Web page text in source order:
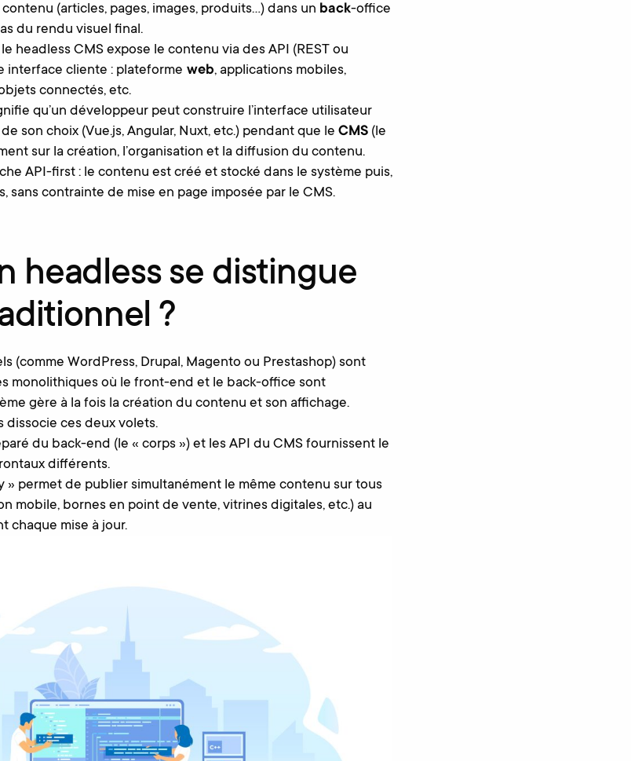
(articles, pages, images, produits…) dans un back-office
du rendu visuel final.
headless CMS expose le contenu via des API (REST ou
interface cliente : plateforme web, applications mobiles,
connectés, etc.
qu’un développeur peut construire l’interface utilisateur
son choix (Vue.js, Angular, Nuxt, etc.) pendant que le CMS(le
sur la création, l’organisation et la diffusion du contenu.
API-first : le contenu est créé et stocké dans le système puis,
sans contrainte de mise en page imposée par le CMS.
headless se distingue
?
(comme WordPress, Drupal, Magento ou Prestashop) sont
monolithiques où le front-end et le back-office sont
gère à la fois la création du contenu et son affichage.
dissocie ces deux volets.
du back-end (le « corps ») et les API du CMS fournissent le
différents.
permet de publier simultanément le même contenu sur tous
mobile, bornes en point de vente, vitrines digitales, etc.) au
chaque mise à jour.